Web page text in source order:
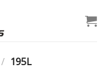
/ 195L